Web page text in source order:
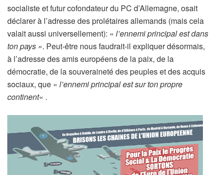
socialiste et futur cofondateur du PC d’Allemagne, osait
déclarer à l’adresse des prolétaires allemands (mais cela
valait aussi universellement): « l’ennemi principal est dans
ton pays ». Peut-être nous faudrait-il expliquer désormais,
à l’adresse des amis européens de la paix, de la
démocratie, de la souveraineté des peuples et des acquis
sociaux, que « l’ennemi principal est sur ton propre
continent« .